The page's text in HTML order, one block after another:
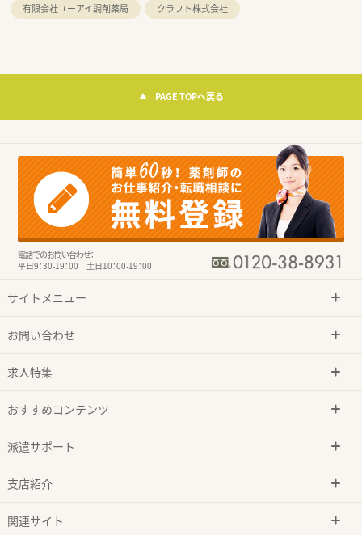
有限会社ユーアイ調剤薬局
クラフト株式会社
PAGE TOPへ戻る
電話でのお問い合わせ：
平日9：30-19：00 土日10：00-19：00
サイトメニュー
お問い合わせ
求人特集
おすすめコンテンツ
派遣サポート
支店紹介
関連サイト